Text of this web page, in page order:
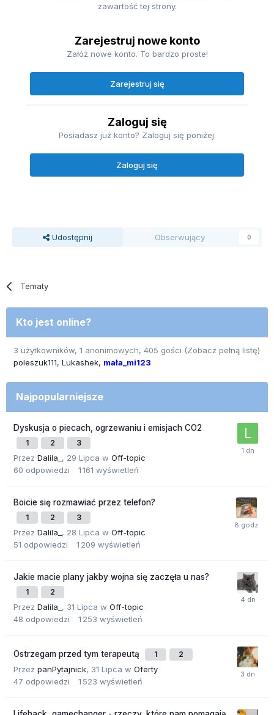
zawartość tej strony.
Zarejestruj nowe konto
Załóż nowe konto. To bardzo proste!
Zarejestruj się
Zaloguj się
Posiadasz już konto? Zaloguj się poniżej.
Zaloguj się
Udostępnij Obserwujący 0
Tematy
Kto jest online?
3 użytkowników, 1 anonimowych, 405 gości (Zobacz pełną listę)
poleszuk111 Lukashek mała_mi123
Najpopularniejsze
Dyskusja o piecach, ogrzewaniu i emisjach CO2
1 2 3
Przez Dalila_ , 29 Lipca w Off-topic
60 odpowiedzi 1 161 wyświetleń
Boicie się rozmawiać przez telefon?
1 2 3
Przez Dalila_ , 28 Lipca w Off-topic
51 odpowiedzi 1 209 wyświetleń
Jakie macie plany jakby wojna się zaczęła u nas?
1 2
Przez Dalila_ , 31 Lipca w Off-topic
48 odpowiedzi 1 253 wyświetleń
Ostrzegam przed tym terapeutą 1 2
Przez panPytajnick, 31 Lipca w Oferty
47 odpowiedzi 1 523 wyświetleń